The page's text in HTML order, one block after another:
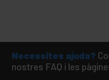
Necessites ajuda?
nostres FAQ i les